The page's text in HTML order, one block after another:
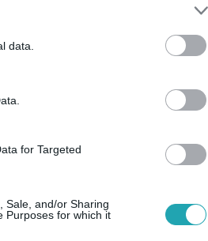
data.
for Targeted
Sale, and/or Sharing
Purposes for which it
véli
a